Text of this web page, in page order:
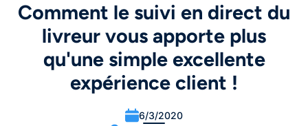
Comment le suivi en direct du
livreur vous apporte plus
qu'une simple excellente
expérience client !
6/3/2020